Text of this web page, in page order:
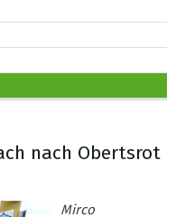
nach Obertsrot
Mirco